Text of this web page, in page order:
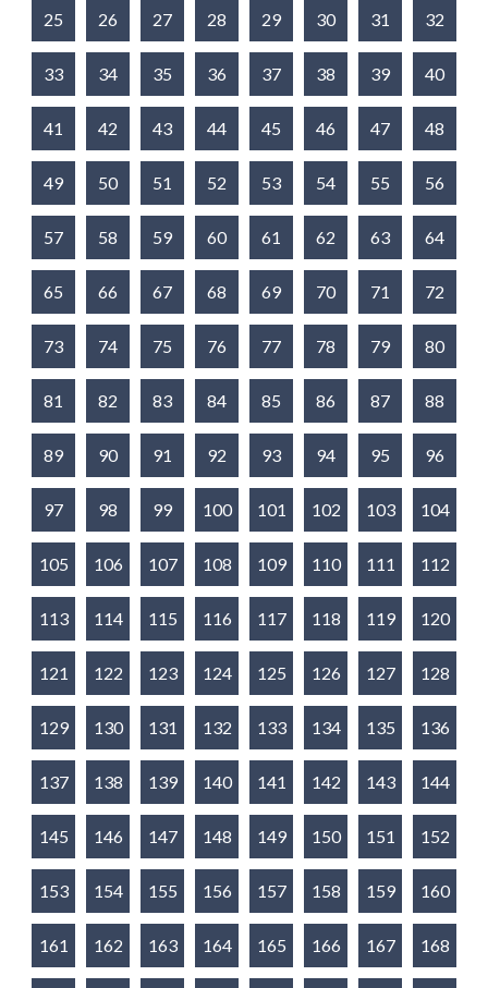
25 26 27 28 29 30 31 32
33 34 35 36 37 38 39 40
41 42 43 44 45 46 47 48
49 50 51 52 53 54 55 56
57 58 59 60 61 62 63 64
65 66 67 68 69 70 71 72
73 74 75 76 77 78 79 80
81 82 83 84 85 86 87 88
89 90 91 92 93 94 95 96
97 98 99 100 101 102 103 104
105 106 107 108 109 110 111 112
113 114 115 116 117 118 119 120
121 122 123 124 125 126 127 128
129 130 131 132 133 134 135 136
137 138 139 140 141 142 143 144
145 146 147 148 149 150 151 152
153 154 155 156 157 158 159 160
161 162 163 164 165 166 167 168